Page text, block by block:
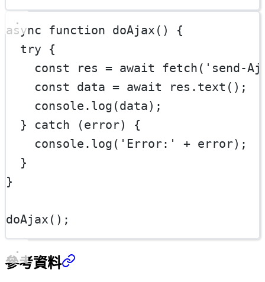
async function doAjax () {
try {
const
res = await fetch ( 'send-
const
data = await res. text ();
    console.
log (data);
  }
catch (error) {
    console.
log ( 'Error:' + error);
  }
}
doAjax ();
參考資料